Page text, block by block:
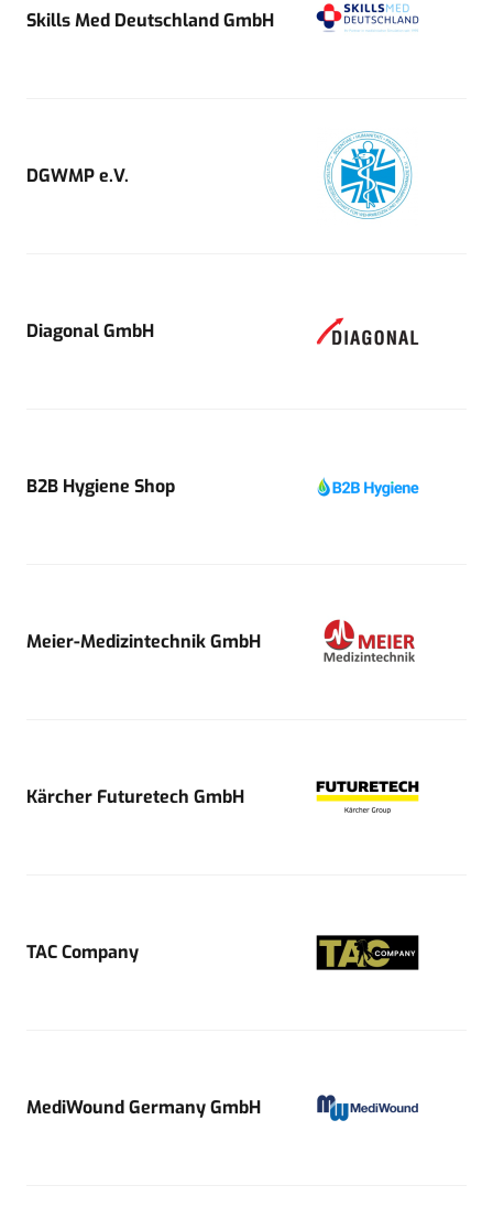
Skills Med Deutschland GmbH
DGWMP e.V.
Diagonal GmbH
B2B Hygiene Shop
Meier-Medizintechnik GmbH
Kärcher Futuretech GmbH
TAC Company
MediWound Germany GmbH